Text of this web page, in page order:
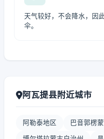
天气较好，不会降水，因
伞。
阿瓦提县附近城市
阿勒泰地区 巴音郭楞